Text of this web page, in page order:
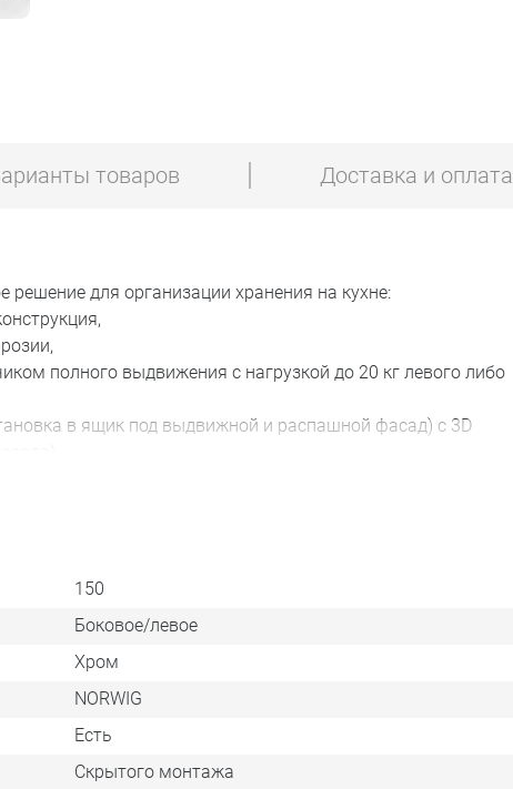
товаров Доставка и оплата
решение для организации хранения на кухне:
полного выдвижения с нагрузкой до 20 кг левого либо
в ящик под выдвижной и распашной фасад) с 3D
150
Боковое/левое
Хром
NORWIG
Есть
Скрытого монтажа